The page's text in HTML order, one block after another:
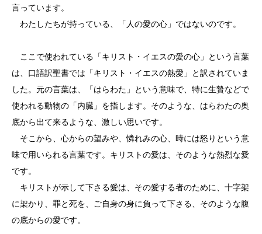
言っています。
わたしたちが持っている、「人の愛の心」ではないのです。
ここで使われている「キリスト・イエスの愛の心」という言葉
は、口語訳聖書では「キリスト・イエスの熱愛」と訳されていま
した。元の言葉は、「はらわた」という意味で、特に生贄などで
使われる動物の「内臓」を指します。そのような、はらわたの奥
底から出て来るような、激しい思いです。
そこから、心からの望みや、憐れみの心、時には怒りという意
味で用いられる言葉です。キリストの愛は、そのような熱烈な愛
です。
キリストが示して下さる愛は、その愛する者のために、十字架
に架かり、罪と死を、ご自身の身に負って下さる、そのような腹
の底からの愛です。